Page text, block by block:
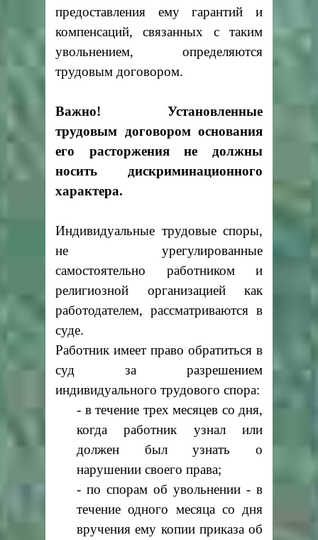
предоставления ему гарантий и
компенсаций, связанных с таким
увольнением, определяются
трудовым договором.
Важно! Установленные
трудовым договором основания
его расторжения не должны
носить дискриминационного
характера.
Индивидуальные трудовые споры,
не урегулированные
самостоятельно работником и
религиозной организацией как
работодателем, рассматриваются в
суде.
Работник имеет право обратиться в
суд за разрешением
индивидуального трудового спора:
- в течение трех месяцев со дня,
когда работник узнал или
должен был узнать о
нарушении своего права;
- по спорам об увольнении - в
течение одного месяца со дня
вручения ему копии приказа об